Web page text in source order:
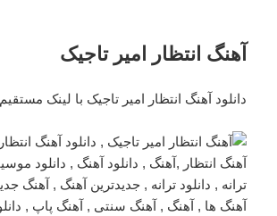
آهنگ انتظار امیر تاجیک
دانلود آهنگ انتظار امیر تاجیک با لینک مستقیم